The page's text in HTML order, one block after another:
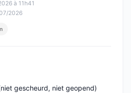
à 11h41
2026
5
gescheurd, niet geopend)